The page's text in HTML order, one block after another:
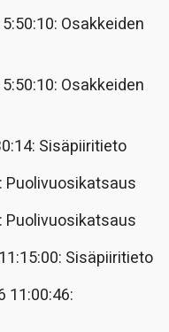
Osakkeiden
Osakkeiden
Sisäpiiritieto
Puolivuosikatsaus
Puolivuosikatsaus
Sisäpiiritieto
11:00:46: